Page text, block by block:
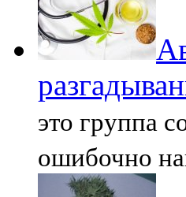
это группа
ошибочно